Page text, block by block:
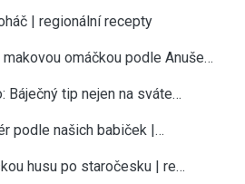
| regionální recepty
omáčkou podle Anuše…
Báječný tip nejen na sváte…
podle našich babiček |…
husu po staročesku | re…